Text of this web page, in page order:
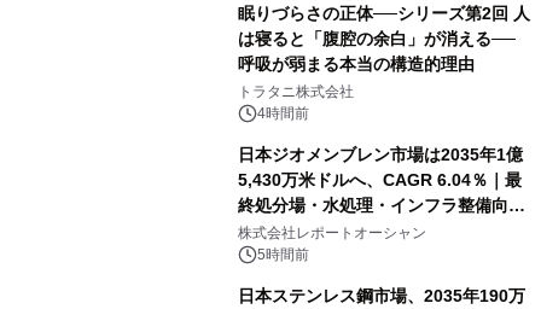
眠りづらさの正体──シリーズ第2回 人
は寝ると「腹腔の余白」が消える──
呼吸が弱まる本当の構造的理由
トラタニ株式会社
4時間前
日本ジオメンブレン市場は2035年1億
5,430万米ドルへ、CAGR 6.04％｜最
終処分場・水処理・インフラ整備向け
需要拡大
株式会社レポートオーシャン
5時間前
日本ステンレス鋼市場、2035年190万